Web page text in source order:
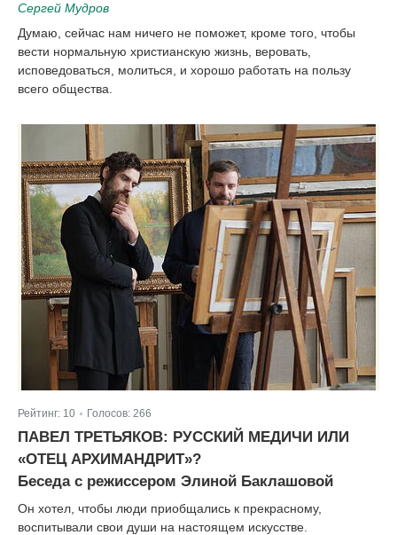
Сергей Мудров
Думаю, сейчас нам ничего не поможет, кроме того, чтобы
вести нормальную христианскую жизнь, веровать,
исповедоваться, молиться, и хорошо работать на пользу
всего общества.
Рейтинг: 10 Голосов: 266
ПАВЕЛ ТРЕТЬЯКОВ: РУССКИЙ МЕДИЧИ ИЛИ
«ОТЕЦ АРХИМАНДРИТ»?
Беседа с режиссером Элиной Баклашовой
Он хотел, чтобы люди приобщались к прекрасному,
воспитывали свои души на настоящем искусстве.